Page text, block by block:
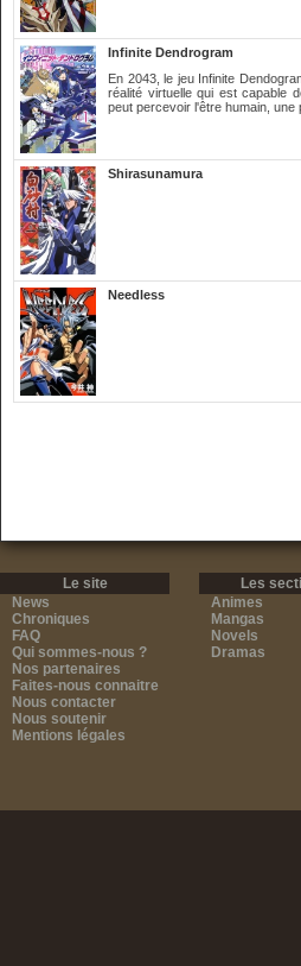
Infinite Dendrogram
En 2043, le jeu Infinite
réalité virtuelle qui est capable
peut percevoir l'être humain, une
Shirasunamura
Needless
Le site
News
Chroniques
FAQ
Qui sommes-nous ?
Nos partenaires
Faites-nous connaitre
Nous contacter
Nous soutenir
Mentions légales
Les
Animes
Mangas
Novels
Dramas